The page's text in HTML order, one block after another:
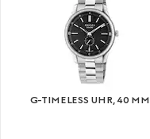
G-TIMELESS UHR, 40 MM